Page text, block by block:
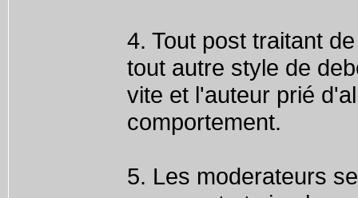
4. Tout post traitant
tout autre style de
vite et l'auteur prié
comportement.
5. Les moderateurs